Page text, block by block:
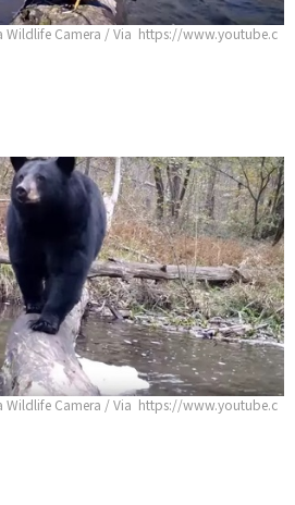
Wildlife Camera / Via https://www.youtube.c
Wildlife Camera / Via https://www.youtube.c